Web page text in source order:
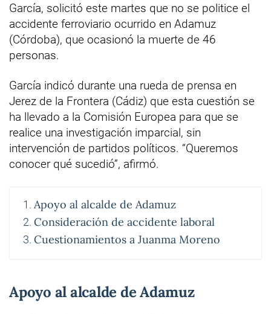
García, solicitó este martes que no se politice el
accidente ferroviario ocurrido en Adamuz
(Córdoba), que ocasionó la muerte de 46
personas.
García indicó durante una rueda de prensa en
Jerez de la Frontera (Cádiz) que esta cuestión se
ha llevado a la Comisión Europea para que se
realice una investigación imparcial, sin
intervención de partidos políticos. “Queremos
conocer qué sucedió”, afirmó.
Apoyo al alcalde de Adamuz
Consideración de accidente laboral
Cuestionamientos a Juanma Moreno
Apoyo al alcalde de Adamuz